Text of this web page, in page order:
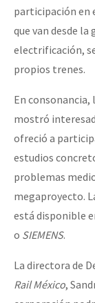
participación en
que van desde
electrificación,
propios trenes.
En consonancia,
mostró
ofreció a
estudios
problemas
megaproyecto.
está disponible
o SIEMENS.
La directora de
Rail México,